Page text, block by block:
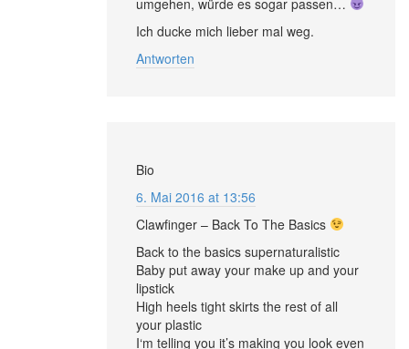
umgehen, würde es sogar passen…
Ich ducke mich lieber mal weg.
Antworten
Bio
6. Mai 2016 at 13:56
Clawfinger – Back To The Basics
Back to the basics supernaturalistic
Baby put away your make up and your
lipstick
High heels tight skirts the rest of all
your plastic
I‘m telling you it’s making you look even